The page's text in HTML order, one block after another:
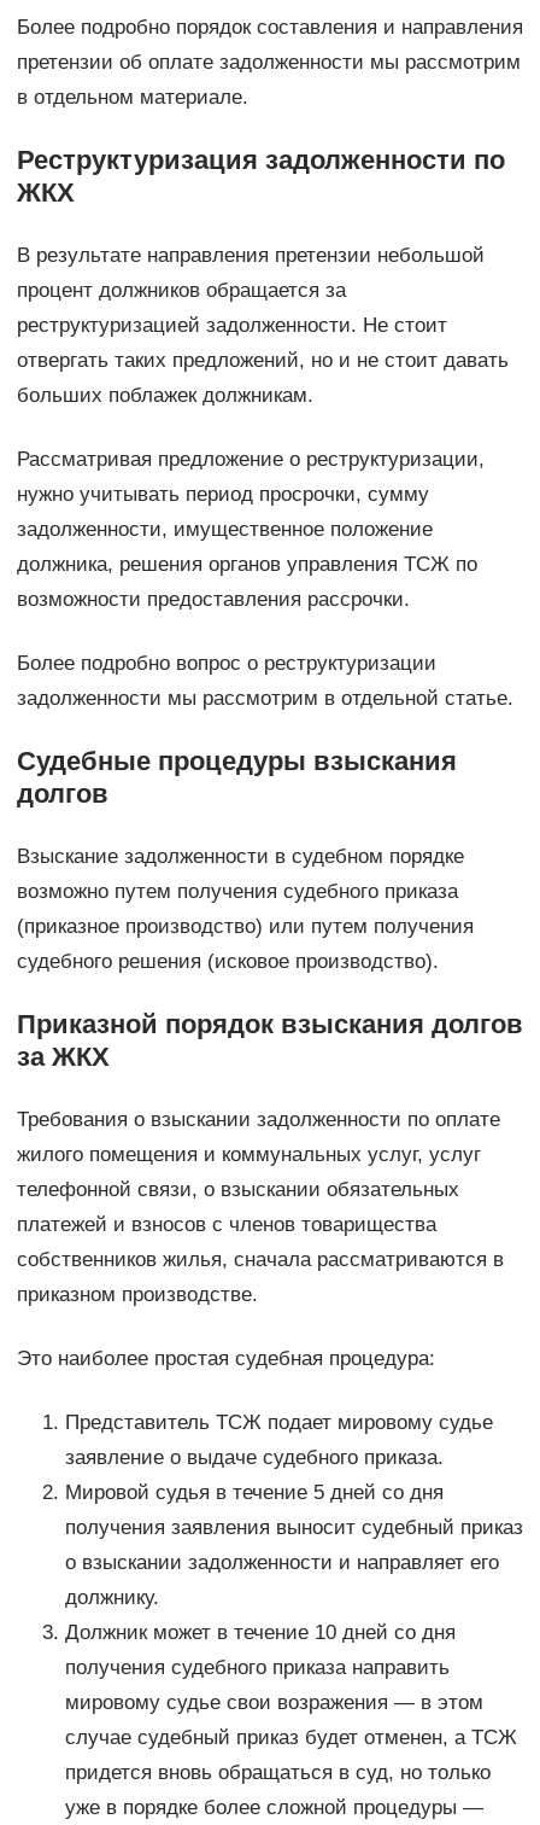
Более подробно порядок составления и направления
претензии об оплате задолженности мы рассмотрим
в отдельном материале.
Реструктуризация задолженности по
ЖКХ
В результате направления претензии небольшой
процент должников обращается за
реструктуризацией задолженности. Не стоит
отвергать таких предложений, но и не стоит давать
больших поблажек должникам.
Рассматривая предложение о реструктуризации,
нужно учитывать период просрочки, сумму
задолженности, имущественное положение
должника, решения органов управления ТСЖ по
возможности предоставления рассрочки.
Более подробно вопрос о реструктуризации
задолженности мы рассмотрим в отдельной статье.
Судебные процедуры взыскания
долгов
Взыскание задолженности в судебном порядке
возможно путем получения судебного приказа
(приказное производство) или путем получения
судебного решения (исковое производство).
Приказной порядок взыскания долгов
за ЖКХ
Требования о взыскании задолженности по оплате
жилого помещения и коммунальных услуг, услуг
телефонной связи, о взыскании обязательных
платежей и взносов с членов товарищества
собственников жилья, сначала рассматриваются в
приказном производстве.
Это наиболее простая судебная процедура:
Представитель ТСЖ подает мировому судье
заявление о выдаче судебного приказа.
Мировой судья в течение 5 дней со дня
получения заявления выносит судебный приказ
о взыскании задолженности и направляет его
должнику.
Должник может в течение 10 дней со дня
получения судебного приказа направить
мировому судье свои возражения — в этом
случае судебный приказ будет отменен, а ТСЖ
придется вновь обращаться в суд, но только
уже в порядке более сложной процедуры —